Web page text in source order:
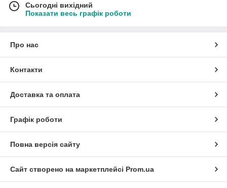
Сьогодні вихідний
Показати весь графік роботи
Про нас
Контакти
Доставка та оплата
Графік роботи
Повна версія сайту
Сайт створено на маркетплейсі Prom.ua